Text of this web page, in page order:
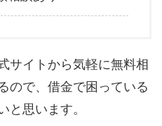
サイトから気軽に無料相
ので、借金で困っている
と思います。